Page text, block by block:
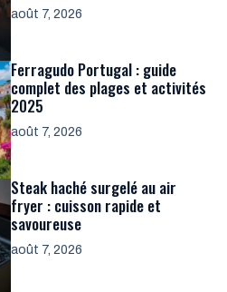
août 7, 2026
Ferragudo Portugal : guide
complet des plages et activités
2025
août 7, 2026
Steak haché surgelé au air
fryer : cuisson rapide et
savoureuse
août 7, 2026